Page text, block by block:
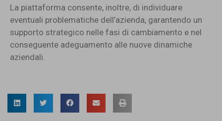
La piattaforma consente, inoltre, di individuare
eventuali problematiche dell’azienda, garantendo un
supporto strategico nelle fasi di cambiamento e nel
conseguente adeguamento alle nuove dinamiche
aziendali.